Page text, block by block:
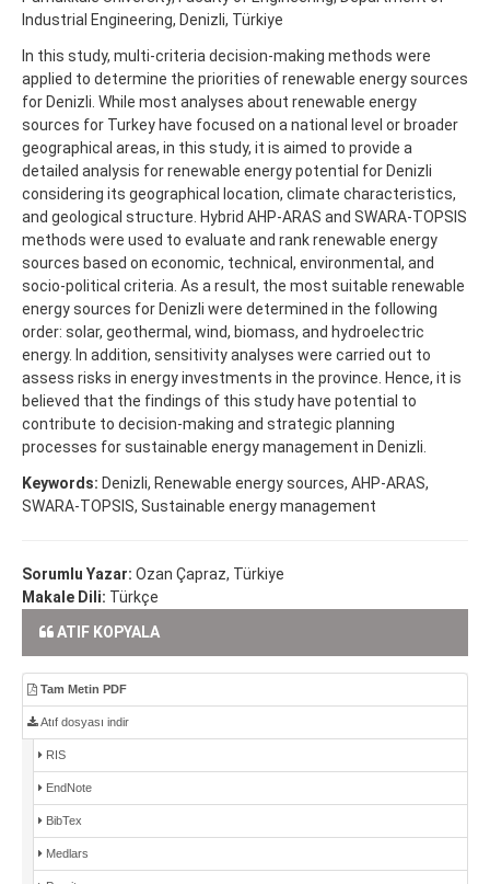
Industrial Engineering, Denizli, Türkiye
In this study, multi-criteria decision-making methods were
applied to determine the priorities of renewable energy sources
for Denizli. While most analyses about renewable energy
sources for Turkey have focused on a national level or broader
geographical areas, in this study, it is aimed to provide a
detailed analysis for renewable energy potential for Denizli
considering its geographical location, climate characteristics,
and geological structure. Hybrid AHP-ARAS and SWARA-TOPSIS
methods were used to evaluate and rank renewable energy
sources based on economic, technical, environmental, and
socio-political criteria. As a result, the most suitable renewable
energy sources for Denizli were determined in the following
order: solar, geothermal, wind, biomass, and hydroelectric
energy. In addition, sensitivity analyses were carried out to
assess risks in energy investments in the province. Hence, it is
believed that the findings of this study have potential to
contribute to decision-making and strategic planning
processes for sustainable energy management in Denizli.
Keywords: Denizli, Renewable energy sources, AHP-ARAS,
SWARA-TOPSIS, Sustainable energy management
Sorumlu Yazar: Ozan Çapraz, Türkiye
Makale Dili: Türkçe
ATIF KOPYALA
Tam Metin PDF
Atıf dosyası indir
RIS
EndNote
BibTex
Medlars